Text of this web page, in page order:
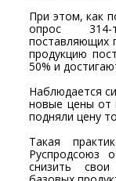
При этом, как
опрос 314-
поставляющих
продукцию
50% и
Наблюдается
новые цены от
подняли цену
Такая
Руспродсоюз
снизить